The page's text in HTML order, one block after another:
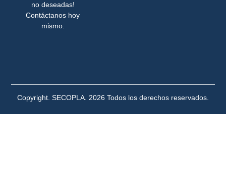
no deseadas!
Contáctanos hoy
mismo.
Copyright. SECOPLA. 2026 Todos los derechos reservados.